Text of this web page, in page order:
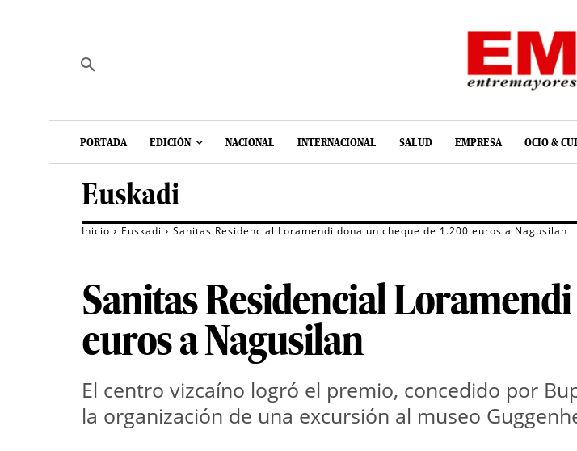
PORTADA EDICIÓN NACIONAL INTERNACIONAL SALUD EMPRESA OCIO &
Euskadi
Inicio Euskadi Sanitas Residencial Loramendi dona un cheque de 1.200 euros a Nagusilan
Sanitas Residencial
euros a Nagusilan
El centro vizcaíno logró el premio, concedido por
la organización de una excursión al museo